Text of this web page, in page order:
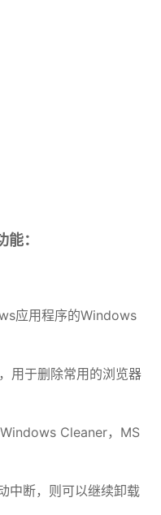
：
应用程序的Windows
用于删除常用的浏览器
Cleaner，MS
中断，则可以继续卸载